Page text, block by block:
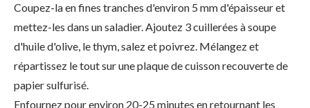
Coupez-la en fines tranches d'environ 5 mm d'épaisseur et
mettez-les dans un saladier. Ajoutez 3 cuillerées à soupe
d'huile d'olive, le thym, salez et poivrez. Mélangez et
répartissez le tout sur une plaque de cuisson recouverte de
papier sulfurisé.
Enfournez pour environ 20-25 minutes en retournant les